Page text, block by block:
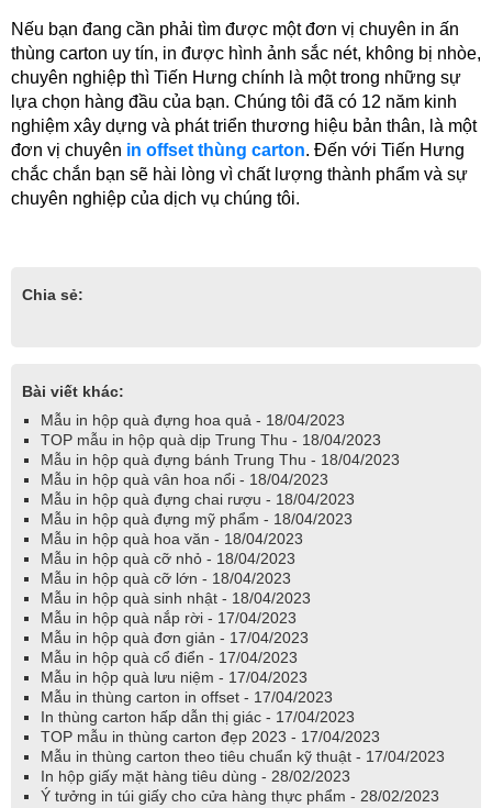
Nếu bạn đang cần phải tìm được một đơn vị chuyên in ấn
thùng carton uy tín, in được hình ảnh sắc nét, không bị nhòe,
chuyên nghiệp thì Tiến Hưng chính là một trong những sự
lựa chọn hàng đầu của bạn. Chúng tôi đã có 12 năm kinh
nghiệm xây dựng và phát triển thương hiệu bản thân, là một
đơn vị chuyên in offset thùng carton. Đến với Tiến Hưng
chắc chắn bạn sẽ hài lòng vì chất lượng thành phẩm và sự
chuyên nghiệp của dịch vụ chúng tôi.
Chia sẻ:
Bài viết khác:
Mẫu in hộp quà đựng hoa quả - 18/04/2023
TOP mẫu in hộp quà dịp Trung Thu - 18/04/2023
Mẫu in hộp quà đựng bánh Trung Thu - 18/04/2023
Mẫu in hộp quà vân hoa nổi - 18/04/2023
Mẫu in hộp quà đựng chai rượu - 18/04/2023
Mẫu in hộp quà đựng mỹ phẩm - 18/04/2023
Mẫu in hộp quà hoa văn - 18/04/2023
Mẫu in hộp quà cỡ nhỏ - 18/04/2023
Mẫu in hộp quà cỡ lớn - 18/04/2023
Mẫu in hộp quà sinh nhật - 18/04/2023
Mẫu in hộp quà nắp rời - 17/04/2023
Mẫu in hộp quà đơn giản - 17/04/2023
Mẫu in hộp quà cổ điển - 17/04/2023
Mẫu in hộp quà lưu niệm - 17/04/2023
Mẫu in thùng carton in offset - 17/04/2023
In thùng carton hấp dẫn thị giác - 17/04/2023
TOP mẫu in thùng carton đẹp 2023 - 17/04/2023
Mẫu in thùng carton theo tiêu chuẩn kỹ thuật - 17/04/2023
In hộp giấy mặt hàng tiêu dùng - 28/02/2023
Ý tưởng in túi giấy cho cửa hàng thực phẩm - 28/02/2023